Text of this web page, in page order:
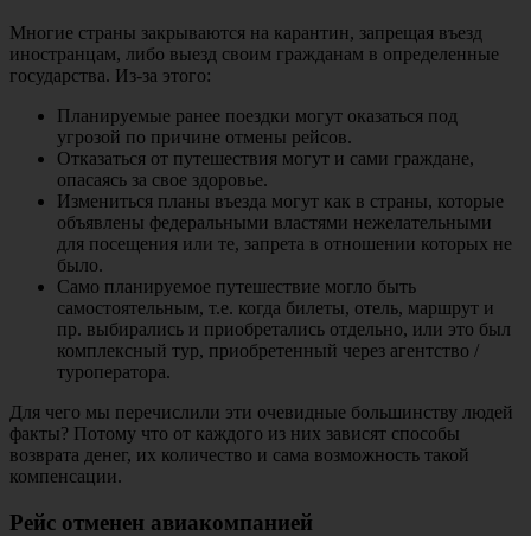
Многие страны закрываются на карантин, запрещая въезд
иностранцам, либо выезд своим гражданам в определенные
государства. Из-за этого:
Планируемые ранее поездки могут оказаться под
угрозой по причине отмены рейсов.
Отказаться от путешествия могут и сами граждане,
опасаясь за свое здоровье.
Измениться планы въезда могут как в страны, которые
объявлены федеральными властями нежелательными
для посещения или те, запрета в отношении которых не
было.
Само планируемое путешествие могло быть
самостоятельным, т.е. когда билеты, отель, маршрут и
пр. выбирались и приобретались отдельно, или это был
комплексный тур, приобретенный через агентство /
туроператора.
Для чего мы перечислили эти очевидные большинству людей
факты? Потому что от каждого из них зависят способы
возврата денег, их количество и сама возможность такой
компенсации.
Рейс отменен авиакомпанией